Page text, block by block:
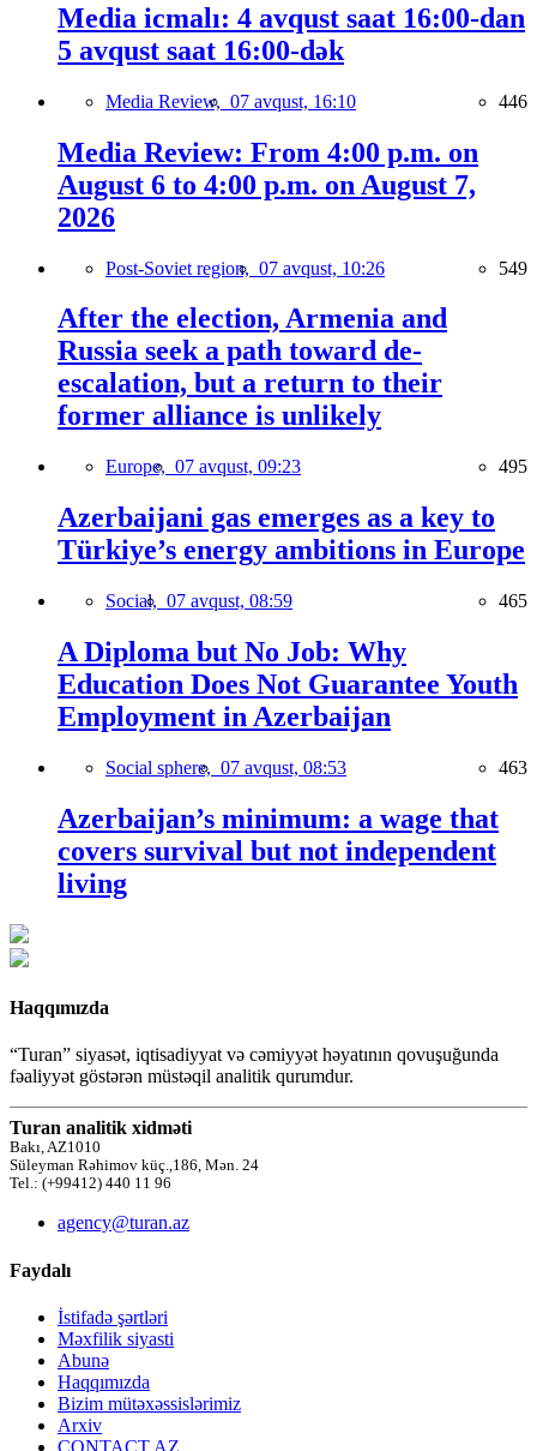
Media icmalı: 4 avqust saat 16:00-dan
5 avqust saat 16:00-dək
Media Review, 07 avqust, 16:10 446
Media Review: From 4:00 p.m. on
August 6 to 4:00 p.m. on August 7,
2026
Post-Soviet region, 07 avqust, 10:26 549
After the election, Armenia and
Russia seek a path toward de-
escalation, but a return to their
former alliance is unlikely
Europe, 07 avqust, 09:23 495
Azerbaijani gas emerges as a key to
Türkiye’s energy ambitions in Europe
Social, 07 avqust, 08:59 465
A Diploma but No Job: Why
Education Does Not Guarantee Youth
Employment in Azerbaijan
Social sphere, 07 avqust, 08:53 463
Azerbaijan’s minimum: a wage that
covers survival but not independent
living
Haqqımızda
“Turan” siyasət, iqtisadiyyat və cəmiyyət həyatının qovuşuğunda
fəaliyyət göstərən müstəqil analitik qurumdur.
Turan analitik xidməti
Bakı, AZ1010
Süleyman Rəhimov küç.,186, Mən. 24
Tel.: (+99412) 440 11 96
agency@turan.az
Faydalı
İstifadə şərtləri
Məxfilik siyasti
Abunə
Haqqımızda
Bizim mütəxəssislərimiz
Arxiv
CONTACT AZ